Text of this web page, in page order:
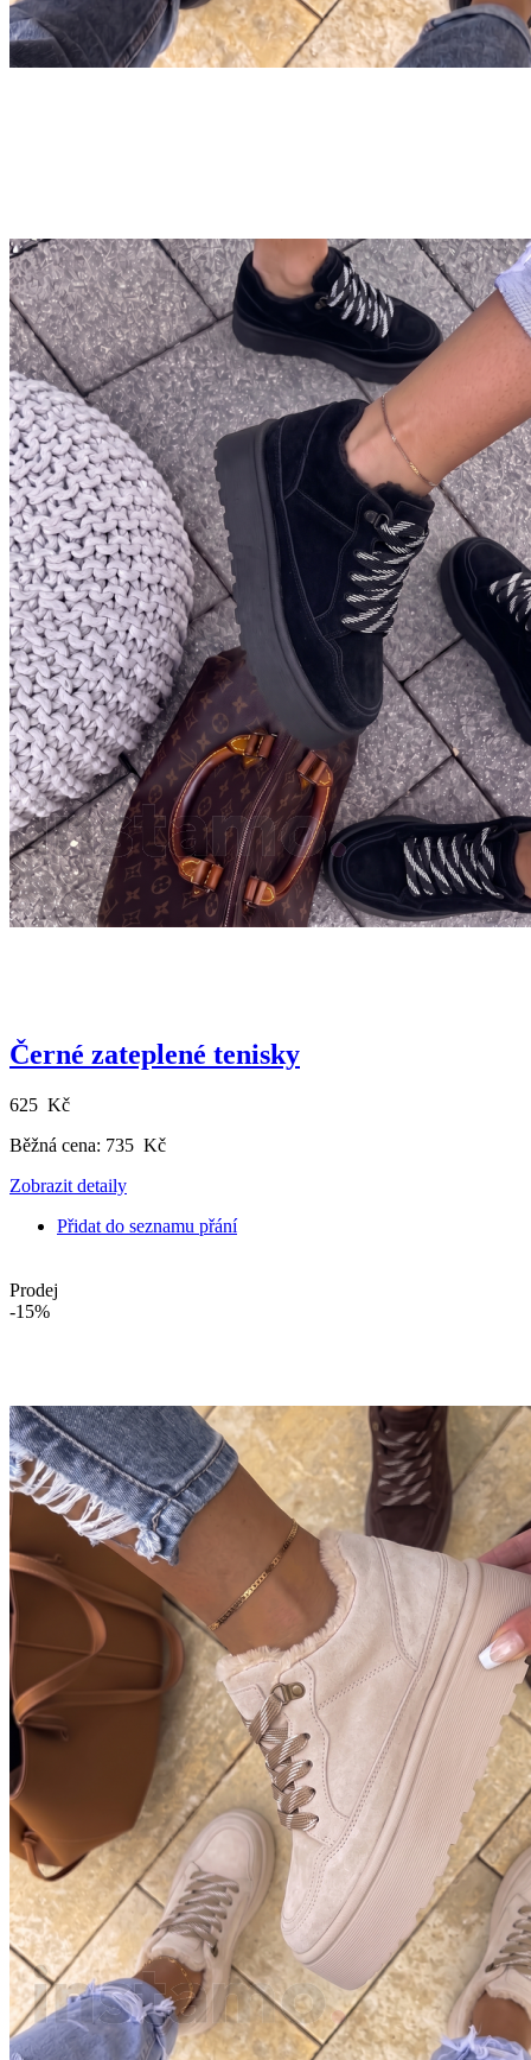
Černé zateplené tenisky
625 Kč
Běžná cena: 735 Kč
Zobrazit detaily
Přidat do seznamu přání
Prodej
-15%